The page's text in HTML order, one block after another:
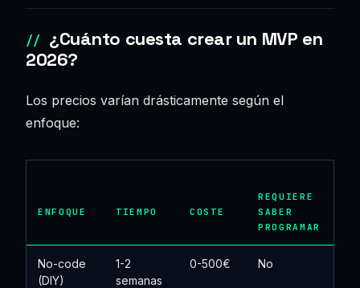
¿Cuánto cuesta crear un MVP en
2026?
Los precios varían drásticamente según el
enfoque:
ENFOQUE TIEMPO COSTE
REQUIERE
SABER
PROGRAMAR
No-code
(DIY)
1-2
semanas
0-500€ No